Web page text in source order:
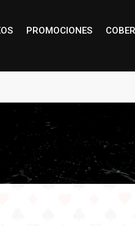
PROMOCIONES